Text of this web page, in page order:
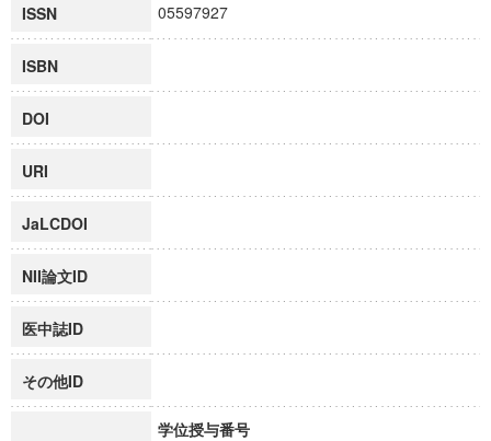
ISSN 05597927
ISBN
DOI
URI
JaLCDOI
NII論文ID
医中誌ID
その他ID
学位授与番号